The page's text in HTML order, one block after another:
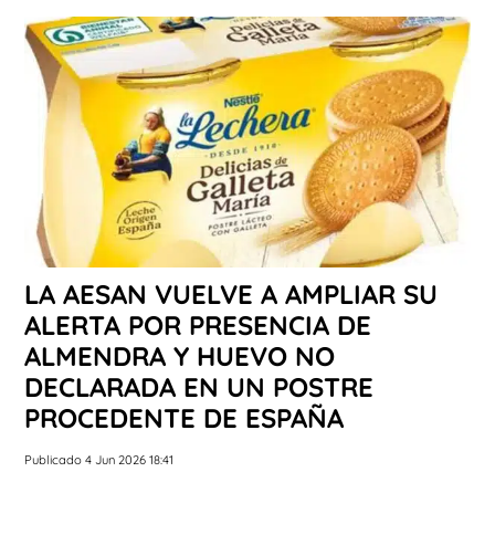
LA AESAN VUELVE A AMPLIAR SU
ALERTA POR PRESENCIA DE
ALMENDRA Y HUEVO NO
DECLARADA EN UN POSTRE
PROCEDENTE DE ESPAÑA
Publicado 4 Jun 2026 18:41